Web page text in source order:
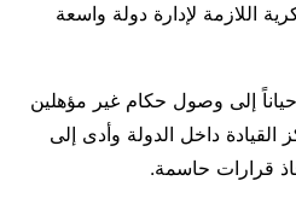
اللازمة لإدارة دولة واسعة
إلى وصول حكام غير مؤهلين
داخل الدولة وأدى إلى
قرارات حاسمة.